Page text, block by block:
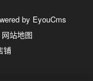
by EyouCms
网站地图
铺